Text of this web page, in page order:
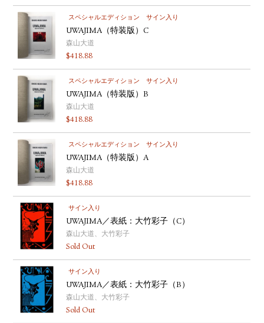
スペシャルエディション サイン入り
UWAJIMA（特装版）C
森山大道
$418.88
スペシャルエディション サイン入り
UWAJIMA（特装版）B
森山大道
$418.88
スペシャルエディション サイン入り
UWAJIMA（特装版）A
森山大道
$418.88
サイン入り
UWAJIMA／表紙：大竹彩子（C）
森山大道、大竹彩子
Sold Out
サイン入り
UWAJIMA／表紙：大竹彩子（B）
森山大道、大竹彩子
Sold Out